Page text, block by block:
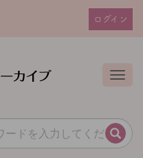
ユ
カ
ウ
ログイン
検索